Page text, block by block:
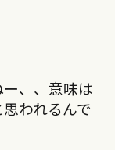
、、意味は
われるんで